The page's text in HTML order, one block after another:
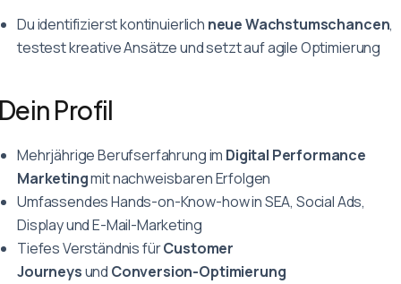
Du identifizierst kontinuierlich neue Wachstumschancen,
testest kreative Ansätze und setzt auf agile Optimierung
Profil
Mehrjährige Berufserfahrung im Digital Performance
Marketingmit nachweisbaren Erfolgen
Umfassendes Hands-on-Know-how in SEA, Social Ads,
Display und E-Mail-Marketing
Tiefes Verständnis fürCustomer
Journeysund Conversion-Optimierung